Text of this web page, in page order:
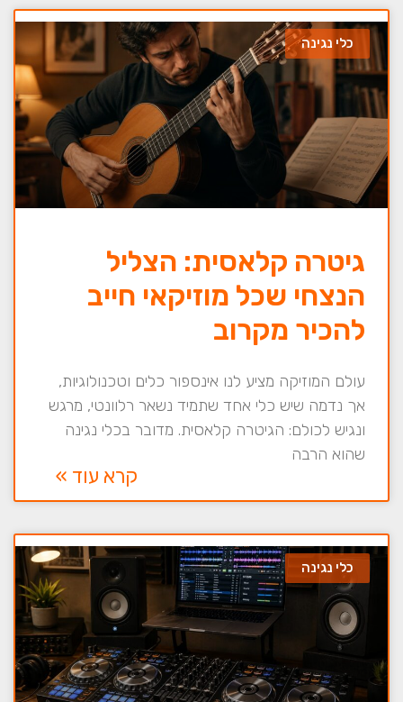
כלי נגינה
גיטרה קלאסית: הצליל
הנצחי שכל מוזיקאי חייב
להכיר מקרוב
עולם המוזיקה מציע לנו אינספור כלים וטכנולוגיות,
אך נדמה שיש כלי אחד שתמיד נשאר רלוונטי, מרגש
ונגיש לכולם: הגיטרה קלאסית. מדובר בכלי נגינה
שהוא הרבה
קרא עוד »
כלי נגינה